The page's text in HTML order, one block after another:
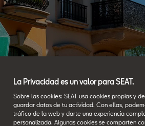
La Privacidad es un valor para SEAT.
Sobre las cookies: SEAT usa cookies propias y
guardar datos de tu actividad. Con ellas,
tráfico de la web y darte una experiencia
personalizada. Algunas cookies se comparten